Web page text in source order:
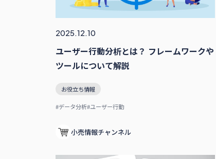
2025.12.10
ユーザー行動分析とは？ フレームワークや
ツールについて解説
お役立ち情報
#データ分析#ユーザー行動
小売情報チャンネル